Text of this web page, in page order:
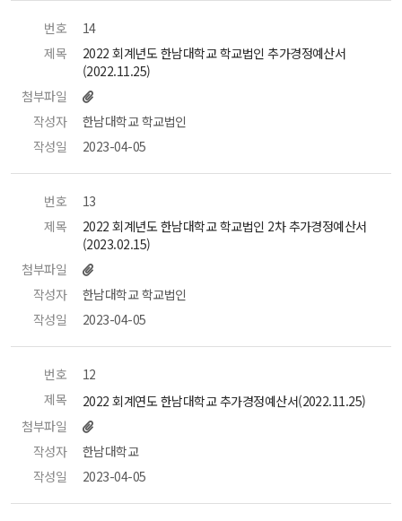
번호
14
제목
2022 회계년도 한남대학교 학교법인 추가경정예산서
(2022.11.25)
첨부파일
작성자
한남대학교 학교법인
작성일
2023-04-05
번호
13
제목
2022 회계년도 한남대학교 학교법인 2차 추가경정예산서
(2023.02.15)
첨부파일
작성자
한남대학교 학교법인
작성일
2023-04-05
번호
12
제목
2022 회계연도 한남대학교 추가경정예산서(2022.11.25)
첨부파일
작성자
한남대학교
작성일
2023-04-05